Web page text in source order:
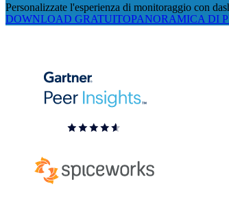
Personalizzate l'esperienza di monitoraggio con
DOWNLOAD GRATUITOPANORAMICA DI